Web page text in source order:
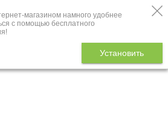
магазином намного удобнее
с помощью бесплатного
Установить